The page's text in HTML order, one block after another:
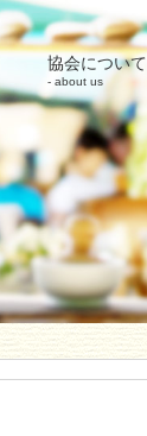
協会について
about us